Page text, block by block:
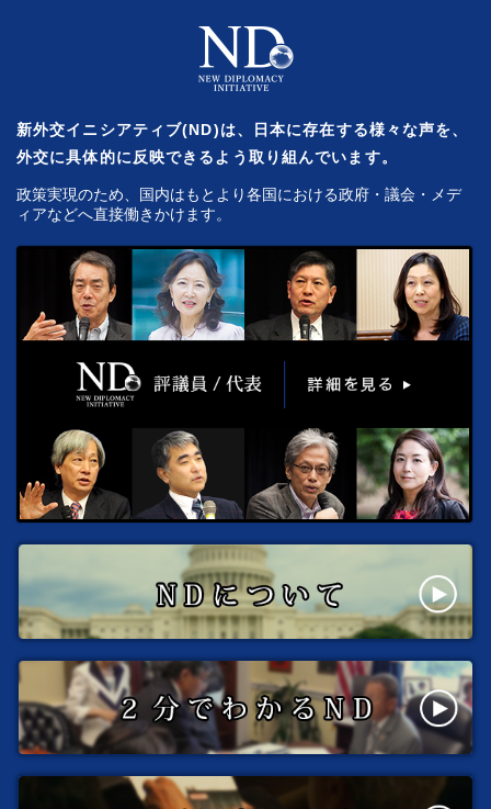
新外交イニシアティブ(ND)は、日本に存在する様々な声を、
外交に具体的に反映できるよう取り組んでいます。
政策実現のため、国内はもとより各国における政府・議会・メデ
ィアなどへ直接働きかけます。